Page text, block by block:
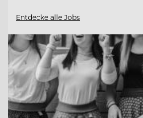
Entdecke alle Jobs